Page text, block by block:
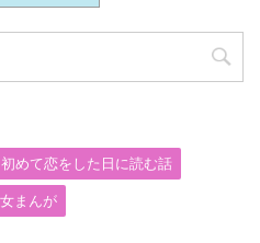
初めて恋をした日に読む話
まんが